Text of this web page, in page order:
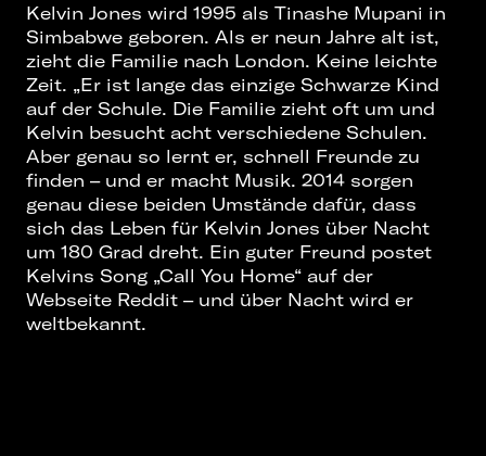
Kelvin Jones wird 1995 als Tinashe Mupani in
Simbabwe geboren. Als er neun Jahre alt ist,
zieht die Familie nach London. Keine leichte
Zeit. „Er ist lange das einzige Schwarze Kind
auf der Schule. Die Familie zieht oft um und
Kelvin besucht acht verschiedene Schulen.
Aber genau so lernt er, schnell Freunde zu
finden – und er macht Musik. 2014 sorgen
genau diese beiden Umstände dafür, dass
sich das Leben für Kelvin Jones über Nacht
um 180 Grad dreht. Ein guter Freund postet
Kelvins Song „Call You Home“ auf der
Webseite Reddit – und über Nacht wird er
weltbekannt.